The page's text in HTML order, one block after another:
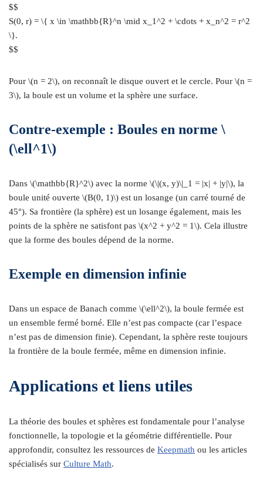
$$
S(0, r) = \{ x \in \mathbb{R}^n \mid x_1^2 + \cdots + x_n^2 = r^2
\}.
$$
Pour \(n = 2\), on reconnaît le disque ouvert et le cercle. Pour \(n =
3\), la boule est un volume et la sphère une surface.
Contre-exemple : Boules en norme \
(\ell^1\)
Dans \(\mathbb{R}^2\) avec la norme \(\|(x, y)\|_1 = |x| + |y|\), la
boule unité ouverte \(B(0, 1)\) est un losange (un carré tourné de
45°). Sa frontière (la sphère) est un losange également, mais les
points de la sphère ne satisfont pas \(x^2 + y^2 = 1\). Cela illustre
que la forme des boules dépend de la norme.
Exemple en dimension infinie
Dans un espace de Banach comme \(\ell^2\), la boule fermée est
un ensemble fermé borné. Elle n’est pas compacte (car l’espace
n’est pas de dimension finie). Cependant, la sphère reste toujours
la frontière de la boule fermée, même en dimension infinie.
Applications et liens utiles
La théorie des boules et sphères est fondamentale pour l’analyse
fonctionnelle, la topologie et la géométrie différentielle. Pour
approfondir, consultez les ressources de Keepmath ou les articles
spécialisés sur Culture Math.